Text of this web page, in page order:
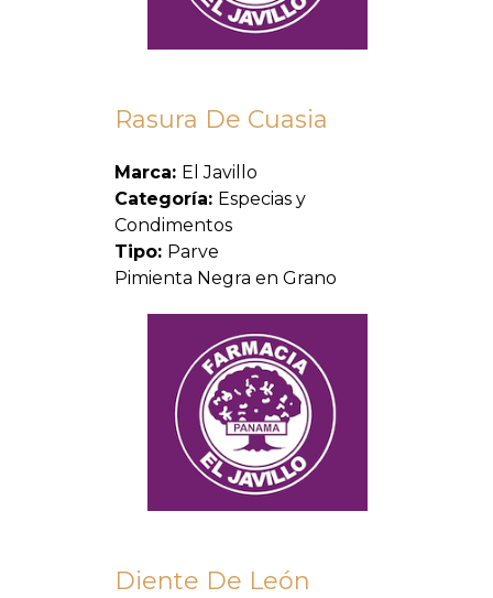
Rasura De Cuasia
Marca: El Javillo
Categoría: Especias y
Condimentos
Tipo: Parve
Pimienta Negra en Grano
Diente De León